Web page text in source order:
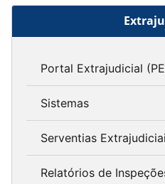
Portal Extrajudicial
Sistemas
Serventias
Relatórios de